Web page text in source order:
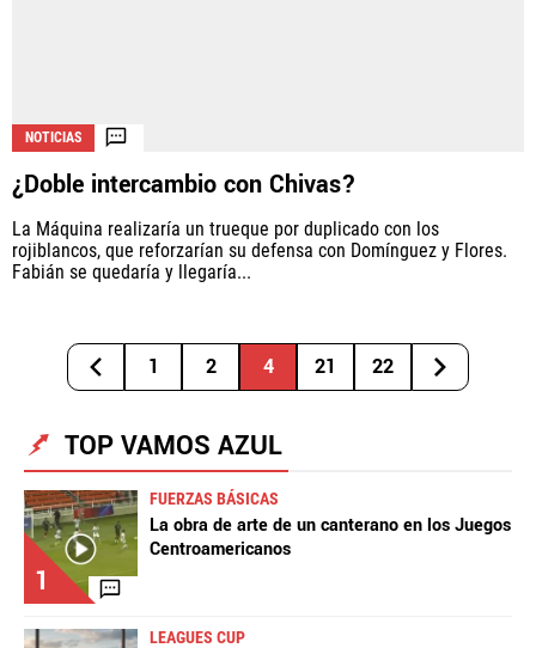
NOTICIAS
¿Doble intercambio con Chivas?
La Máquina realizaría un trueque por duplicado con los
rojiblancos, que reforzarían su defensa con Domínguez y Flores.
Fabián se quedaría y llegaría...
1 2 4 21 22
TOP VAMOS AZUL
1
FUERZAS BÁSICAS
La obra de arte de un canterano en los Juegos
Centroamericanos
LEAGUES CUP